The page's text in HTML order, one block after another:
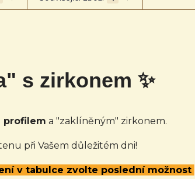
s zirkonem ✨
profilem a "zaklíněným" zirkonem.
při Vašem důležitém dni!
v tabulce zvolte poslední možnost